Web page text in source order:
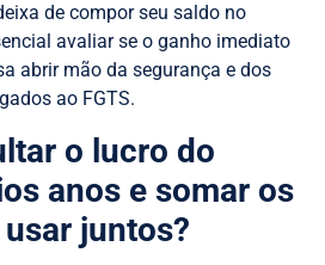
de compor seu saldo no
avaliar se o ganho imediato
abrir mão da segurança e dos
ao FGTS.
o lucro do
anos e somar os
juntos?